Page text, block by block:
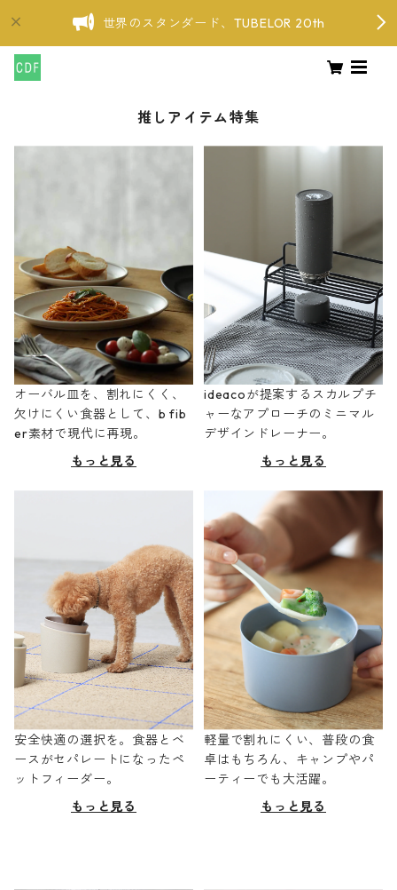
世界のスタンダード、TUBELOR 20th
推しアイテム特集
オーバル皿を、割れにくく、
欠けにくい食器として、b fib
er素材で現代に再現。
もっと見る
ideacoが提案するスカルプチ
ャーなアプローチのミニマル
デザインドレーナー。
もっと見る
安全快適の選択を。食器とベ
ースがセパレートになったペ
ットフィーダー。
もっと見る
軽量で割れにくい、普段の食
卓はもちろん、キャンプやパ
ーティーでも大活躍。
もっと見る